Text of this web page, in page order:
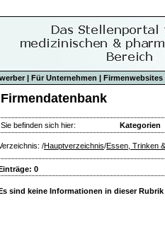
| Für Unternehmen | Firmenwebsites
Firmendatenbank
Sie befinden sich hier: Kategorien
/Hauptverzeichnis/Essen, Trinken
0
sind keine Informationen in dieser